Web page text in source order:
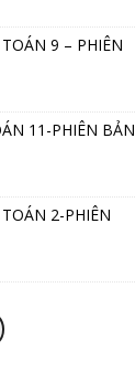
9 – PHIÊN
11-PHIÊN BẢN
2-PHIÊN